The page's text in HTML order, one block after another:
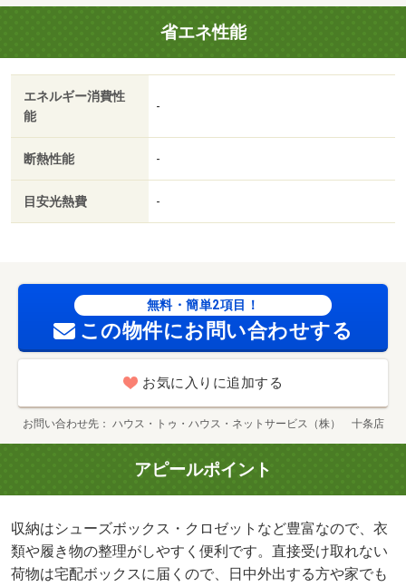
なので、ＢＳをよく活用される方にも嬉しい物件です。ア
パートタイプのお部屋です。こちらは１ＬＤＫの物件で
す。駅まで徒歩６分なので、アクセスの良い物件です。予
め照明が設置されていて、引越しでの負担が減ります。全
居室フローリング仕様の物件です。・賃貸保証等：加入要
（機関保証加入必須。 機関保証料は月額賃料等総額の
１６，５００円～・引越しは時間も労力もかかってしまう
ものです。少しでもお力になれるように頑張ります！・駐
輪場：有/ＩＣロック電池（初回） 2750円/室内清掃費
省エネ性能
エネルギー消費性
能
-
断熱性能 -
目安光熱費 -
無料・簡単2項目！
この物件にお問い合わせする
お気に入りに追加する
お問い合わせ先 ハウス・トゥ・ハウス・ネットサービス（株） 十条店
アピールポイント
収納はシューズボックス・クロゼットなど豊富なので、衣
類や履き物の整理がしやすく便利です。直接受け取れない
荷物は宅配ボックスに届くので、日中外出する方や家でも